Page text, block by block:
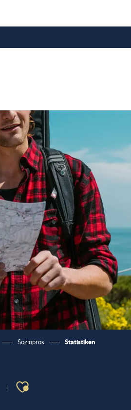
Soziopros Statistiken
Ajouter aux